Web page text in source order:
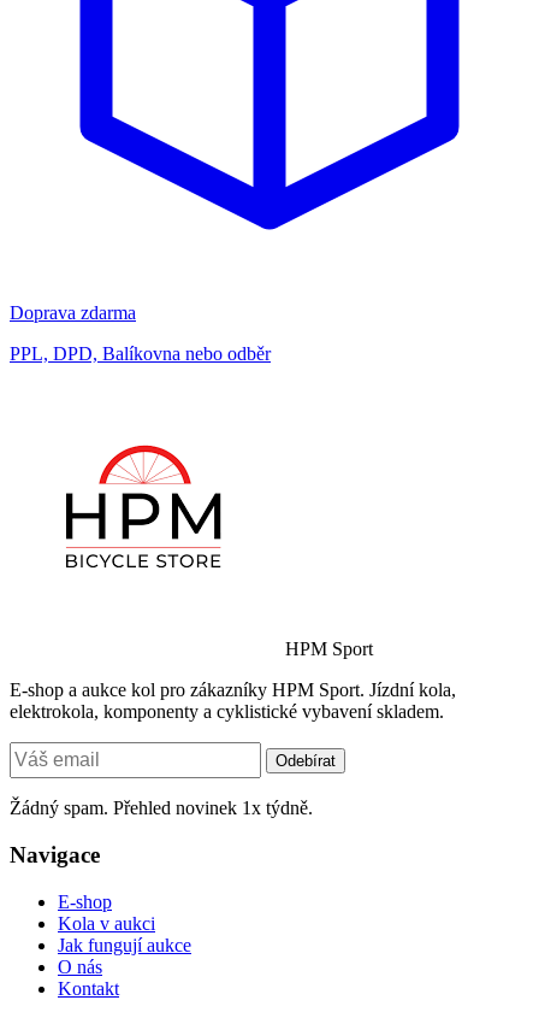
Doprava zdarma
PPL, DPD, Balíkovna nebo odběr
HPM Sport
E-shop a aukce kol pro zákazníky HPM Sport. Jízdní kola,
elektrokola, komponenty a cyklistické vybavení skladem.
Odebírat
Žádný spam. Přehled novinek 1x týdně.
Navigace
E-shop
Kola v aukci
Jak fungují aukce
O nás
Kontakt